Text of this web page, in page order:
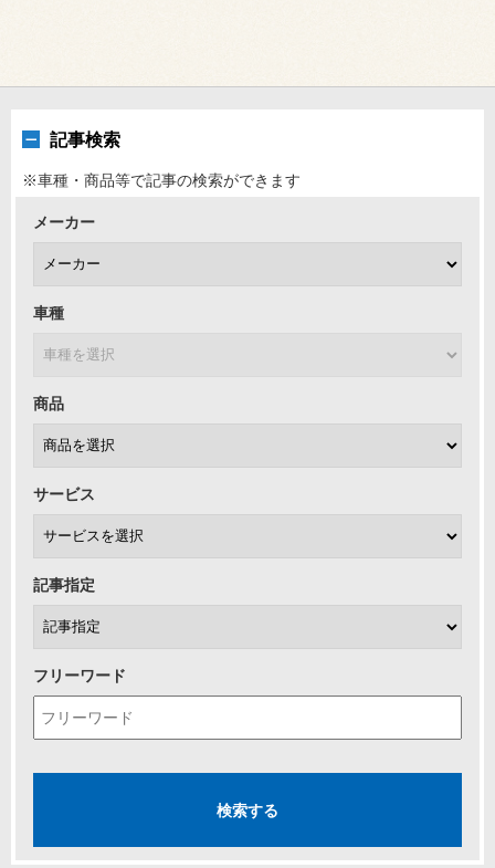
記事検索
※車種・商品等で記事の検索ができます
メーカー
車種
商品
サービス
記事指定
フリーワード